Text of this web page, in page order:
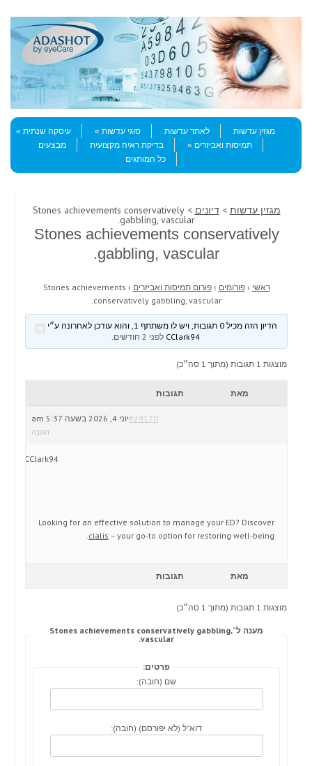
Menu
Skip to content
מגזין עדשות
לאתר עדשות סוגי עדשות
עיסקה שנתית
תמיסות ואביזרים
בדיקת ראיה מקצועית
מבצעים
כל המותגים
מגזין עדשות >דיונים > Stones achievements conservatively
gabbling, vascular.
Stones achievements conservatively
gabbling, vascular.
ראשי › פורומים › פורום תמיסות ואביזרים ›
Stones achievements
conservatively gabbling, vascular.
הדיון הזה מכיל 0 תגובות, ויש לו משתתף 1, והוא עודכן לאחרונה ע״י
CClark94
לפני 2 חודשים .
מוצגות 1 תגובות (מתוך 1 סה״כ)
מאת תגובות
יוני 4, 2026 בשעה 5:37 am#29170
תגובה
CClark94
Looking for an effective solution to manage your ED? Discover
cialis – your go-to option for restoring well-being.
מאת תגובות
מוצגות 1 תגובות (מתוך 1 סה״כ)
מענה ל־Stones achievements conservatively gabbling,
vascular.
פרטים:
שם (חובה):
דוא"ל (לא יפורסם) (חובה):